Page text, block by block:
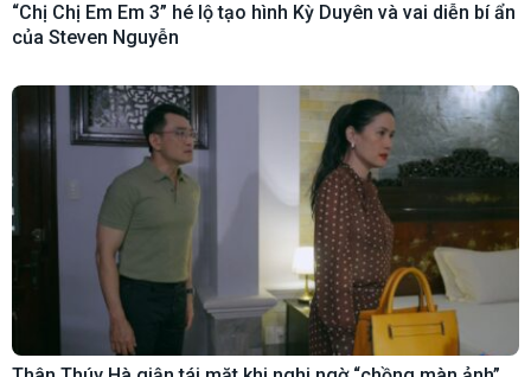
“Chị Chị Em Em 3” hé lộ tạo hình Kỳ Duyên và vai diễn bí ẩn
của Steven Nguyễn